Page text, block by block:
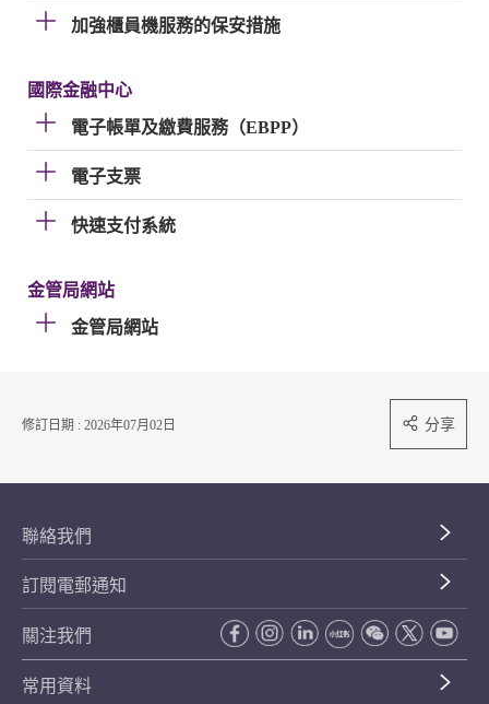
加強櫃員機服務的保安措施
國際金融中心
電子帳單及繳費服務（EBPP）
電子支票
快速支付系統
金管局網站
金管局網站
修訂日期 : 2026年07月02日 分享
聯絡我們
訂閱電郵通知
關注我們
常用資料